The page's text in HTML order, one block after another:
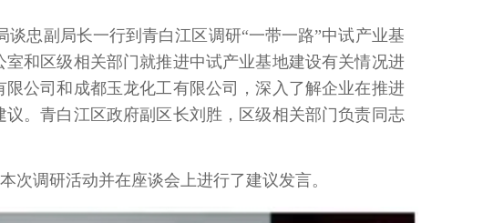
忠副局长一行到青白江区调研“一带一路”中试产业基
和区级相关部门就推进中试产业基地建设有关情况进
公司和成都玉龙化工有限公司，深入了解企业在推进
。青白江区政府副区长刘胜，区级相关部门负责同志
次调研活动并在座谈会上进行了建议发言。